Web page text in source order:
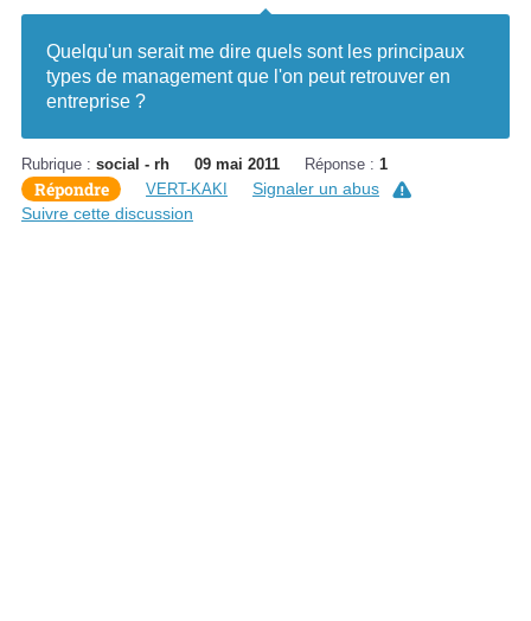
Quelqu'un serait me dire quels sont les principaux
types de management que l'on peut retrouver en
entreprise ?
Rubrique : social - rh 09 mai 2011 Réponse : 1
Répondre VERT-KAKI
Signaler un abus
Suivre cette discussion